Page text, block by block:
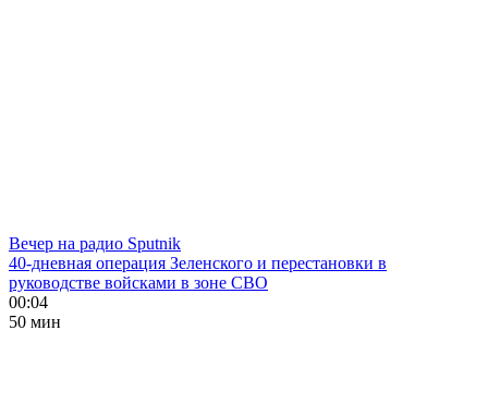
Вечер на радио Sputnik
40-дневная операция Зеленского и перестановки в
руководстве войсками в зоне СВО
00:04
50 мин